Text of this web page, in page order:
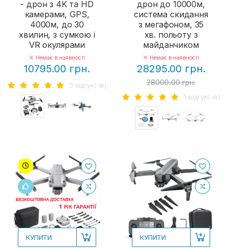
- дрон з 4K та HD
камерами, GPS,
4000м, до 30
хвилин, з сумкою і
VR окулярами
Немає в наявності
10795.00 грн.
3 вiдгук(-iв)
дрон до 10000м,
система скидання
з мегафоном, 35
хв. польоту з
майданчиком
Немає в наявності
28295.00 грн.
28000.00 грн.
1 вiдгук(-iв)
КУПИТИ КУПИТИ